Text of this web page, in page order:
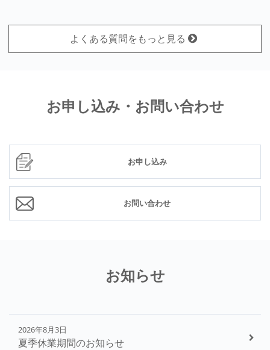
よくある質問をもっと見る
お申し込み・お問い合わせ
お申し込み
お問い合わせ
お知らせ
2026年8月3日
夏季休業期間のお知らせ